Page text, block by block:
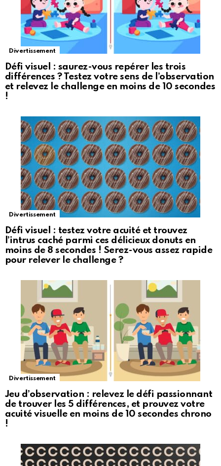
Divertissement
Défi visuel : saurez-vous repérer les trois
différences ? Testez votre sens de l’observation
et relevez le challenge en moins de 10 secondes
!
Divertissement
Défi visuel : testez votre acuité et trouvez
l’intrus caché parmi ces délicieux donuts en
moins de 8 secondes ! Serez-vous assez rapide
pour relever le challenge ?
Divertissement
Jeu d’observation : relevez le défi passionnant
de trouver les 5 différences, et prouvez votre
acuité visuelle en moins de 10 secondes chrono
!